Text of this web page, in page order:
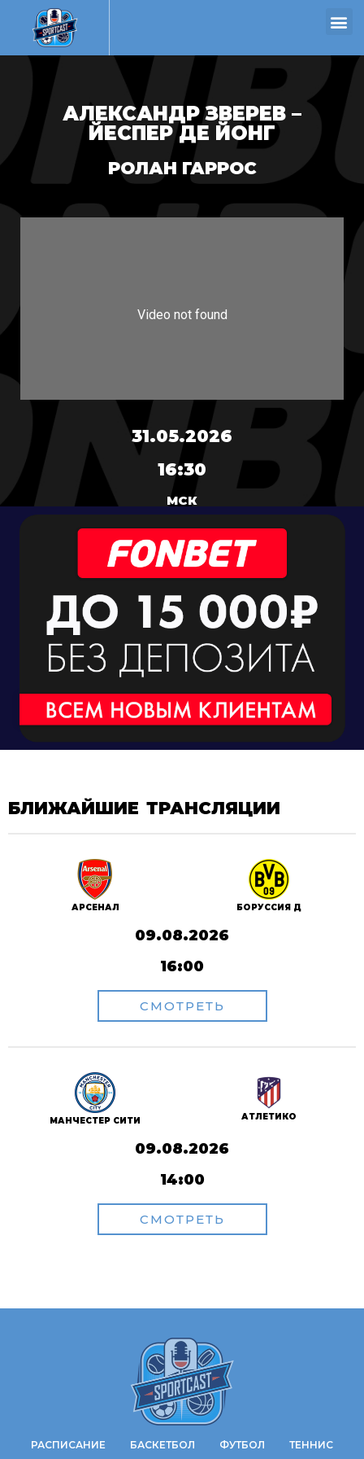
АЛЕКСАНДР ЗВЕРЕВ –
ЙЕСПЕР ДЕ ЙОНГ
РОЛАН ГАРРОС
31.05.2026
16:30
МСК
БЛИЖАЙШИЕ ТРАНСЛЯЦИИ
АРСЕНАЛ БОРУССИЯ Д
09.08.2026
16:00
СМОТРЕТЬ
МАНЧЕСТЕР СИТИ АТЛЕТИКО
09.08.2026
14:00
СМОТРЕТЬ
РАСПИСАНИЕ БАСКЕТБОЛ ФУТБОЛ ТЕННИС